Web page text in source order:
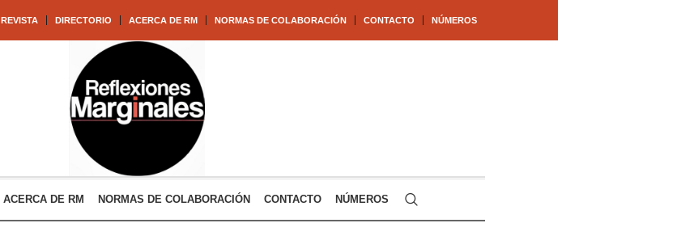
REVISTA DIRECTORIO ACERCA DE RM NORMAS DE COLABORACIÓN CONTACTO NÚMEROS
ACERCA DE RM NORMAS DE COLABORACIÓN CONTACTO NÚMEROS